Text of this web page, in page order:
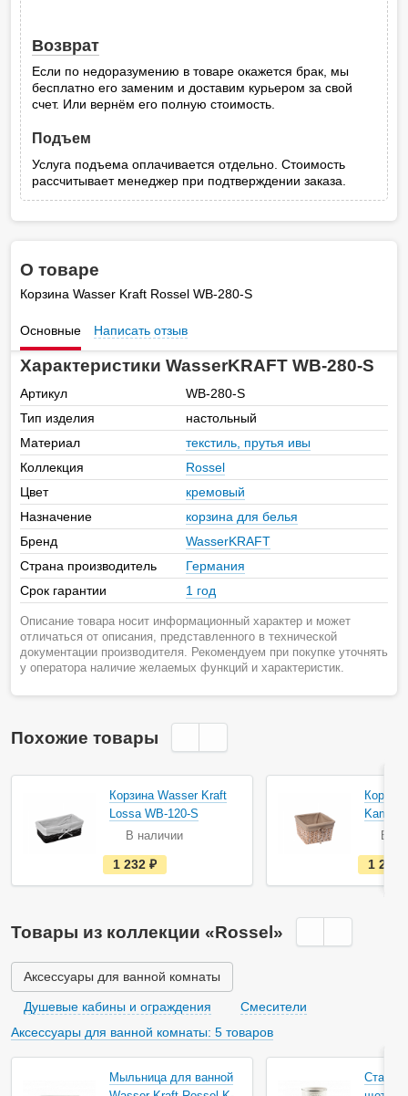
Возврат
Если по недоразумению в товаре окажется брак, мы
бесплатно его заменим и доставим курьером за свой
счет. Или вернём его полную стоимость.
Подъем
Услуга подъема оплачивается отдельно. Стоимость
рассчитывает менеджер при подтверждении заказа.
О товаре
Корзина Wasser Kraft Rossel WB-280-S
Основные Написать отзыв
Характеристики WasserKRAFT WB-280-S
Артикул
WB-280-S
Тип изделия
настольный
Материал
текстиль, прутья ивы
Коллекция
Rossel
Цвет
кремовый
Назначение
корзина для белья
Бренд
WasserKRAFT
Страна производитель
Германия
Срок гарантии
1 год
Описание товара носит информационный характер и может
отличаться от описания, представленного в технической
документации производителя. Рекомендуем при покупке уточнять
у оператора наличие желаемых функций и характеристик.
Похожие товары
Корзина Wasser Kraft
Lossa WB-120-S
В наличии
е
с
т
а
и
ч
и
и
1 232
В
1 260
Товары из коллекции «Rossel»
Аксессуары для ванной комнаты
Душевые кабины и ограждения
Смесители
Аксессуары для ванной комнаты: 5 товаров
Мыльница для ванной
Стакан